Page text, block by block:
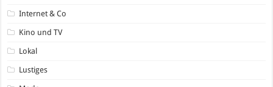
Internet & Co
Kino und TV
Lokal
Lustiges